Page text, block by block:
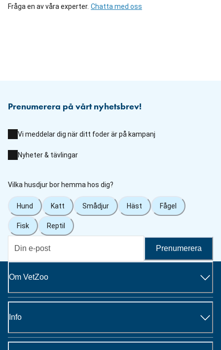
Fråga en av våra experter. Chatta med oss
Prenumerera på vårt nyhetsbrev!
Vi meddelar dig när ditt foder är på kampanj
Nyheter & tävlingar
Vilka husdjur bor hemma hos dig?
Hund Katt Smådjur Häst Fågel
Fisk Reptil
Prenumerera
Om VetZoo
Info